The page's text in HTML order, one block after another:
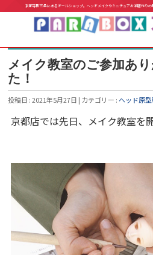
京都寺町三条にあるドールショップ。ヘッドメイクやミニチュアお洋服作りの
メイク教室のご参加あ
た！
投稿日 : 2021年5月27日 | カテゴリー : ヘッド原
京都店では先日、メイク教室を